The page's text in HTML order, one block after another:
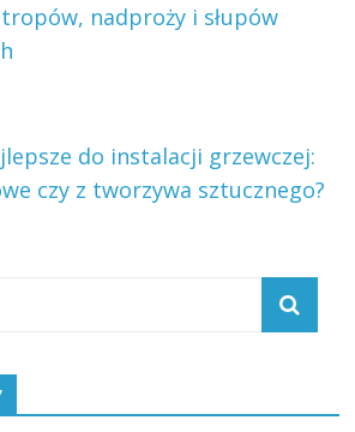
nadproży i słupów
do instalacji grzewczej:
czy z tworzywa sztucznego?